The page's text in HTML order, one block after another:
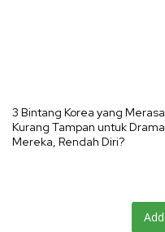
3 Bintang Korea yang Merasa
Kurang Tampan untuk Drama
Mereka, Rendah Diri?